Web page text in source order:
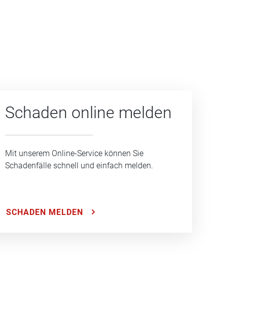
Schaden online melden
Mit unserem Online-Service können Sie
Schadenfälle schnell und einfach melden.
SCHADEN MELDEN